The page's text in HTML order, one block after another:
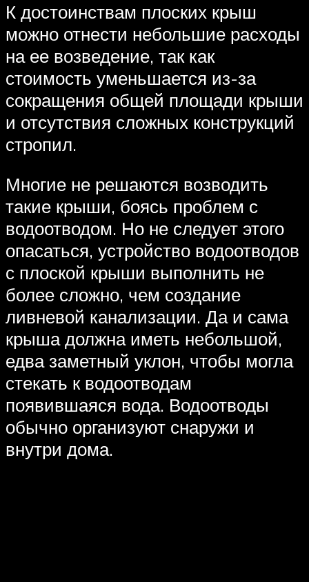
К достоинствам плоских крыш
можно отнести небольшие расходы
на ее возведение, так как
стоимость уменьшается из-за
сокращения общей площади крыши
и отсутствия сложных конструкций
стропил.
Многие не решаются возводить
такие крыши, боясь проблем с
водоотводом. Но не следует этого
опасаться, устройство водоотводов
с плоской крыши выполнить не
более сложно, чем создание
ливневой канализации. Да и сама
крыша должна иметь небольшой,
едва заметный уклон, чтобы могла
стекать к водоотводам
появившаяся вода. Водоотводы
обычно организуют снаружи и
внутри дома.